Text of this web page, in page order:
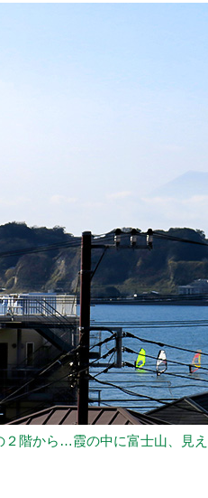
２階から…霞の中に富士山、見え